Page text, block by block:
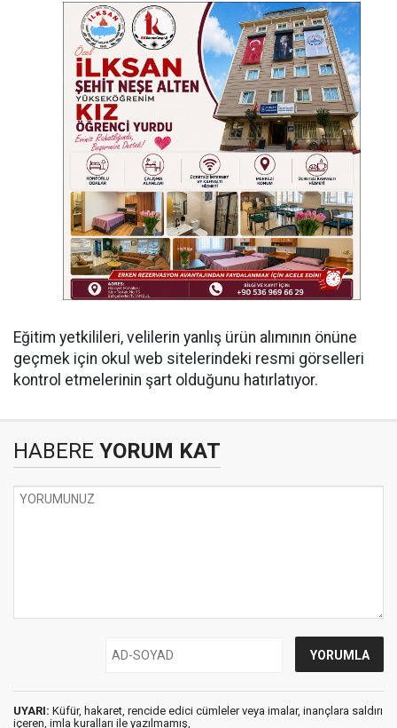
Eğitim yetkilileri, velilerin yanlış ürün alımının önüne
geçmek için okul web sitelerindeki resmi görselleri
kontrol etmelerinin şart olduğunu hatırlatıyor.
HABERE YORUM KAT
UYARI: Küfür, hakaret, rencide edici cümleler veya imalar, inançlara saldırı
içeren, imla kuralları ile yazılmamış,